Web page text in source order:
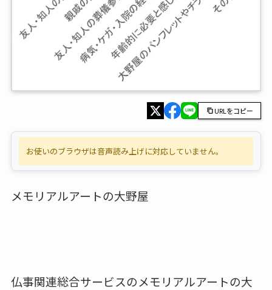
URLをコピー
お使いのブラウザは音声読み上げに対応していません。
メモリアルアートの大野屋
仏事関連総合サービスのメモリアルアートの大